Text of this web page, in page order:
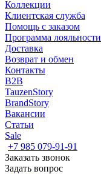
Коллекции
Клиентская служба
Помощь с заказом
Программа лояльности
Доставка
Возврат и обмен
Контакты
B2B
TauzenStory
BrandStory
Вакансии
Статьи
Sale
+7 985 079-91-91
Заказать звонок
Задать вопрос